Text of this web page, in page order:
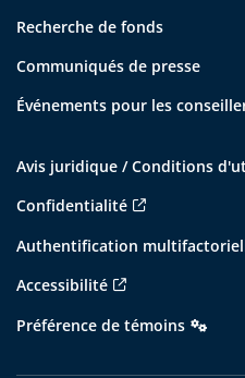
Recherche de fonds
Communiqués de presse
Événements pour les
Avis juridique / Conditions
Confidentialité
Authentification
Accessibilité
Préférence de témoins